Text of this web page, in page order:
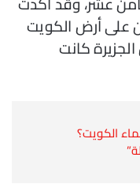
على أرض الكويت
كانت
الكويت؟